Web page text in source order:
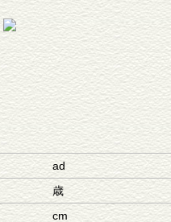
ad
歳
cm